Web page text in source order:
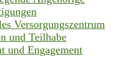
Versorgungszentrum
und Teilhabe
und Engagement